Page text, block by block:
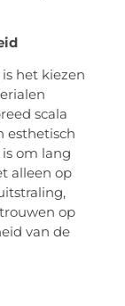
het kiezen
scala
esthetisch
om lang
alleen op
op
van de